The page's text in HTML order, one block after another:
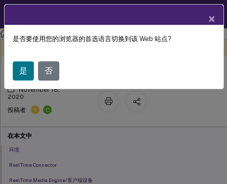
HDX 实时优化包 RealTime Optimization Pack 2.4 (LTSR)
系统要求
November 18,
2020
投稿者:
Y C
在本文中
环境
RealTime Connector
RealTime Media Engine/客户端设备
×
是否要使用您的浏览器的首选语言切换到该 Web 站点?
是 否